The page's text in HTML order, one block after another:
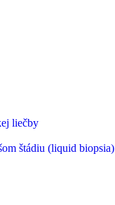
liečby
štádiu (liquid biopsia)